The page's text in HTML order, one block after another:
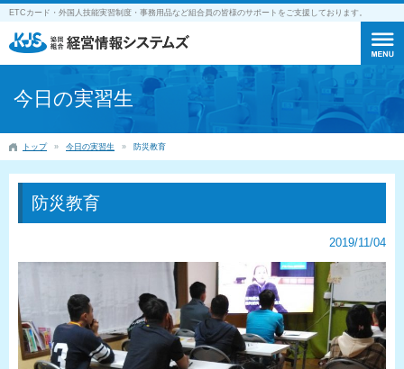
ETCカード・外国人技能実習制度・事務用品など組合員の皆様のサポートをご支援しております。
今日の実習生
トップ 今日の実習生 防災教育
防災教育
2019/11/04